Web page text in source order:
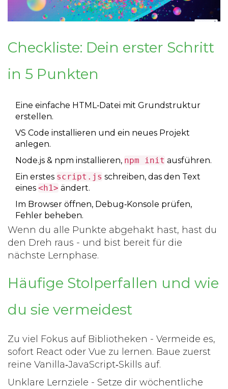
Checkliste: Dein erster Schritt
in 5 Punkten
Eine einfache HTML‑Datei mit Grundstruktur
erstellen.
VS Code installieren und ein neues Projekt
anlegen.
Node.js & npm installieren, npm init ausführen.
Ein erstes script.js schreiben, das den Text
eines <h1> ändert.
Im Browser öffnen, Debug‑Konsole prüfen,
Fehler beheben.
Wenn du alle Punkte abgehakt hast, hast du
den Dreh raus - und bist bereit für die
nächste Lernphase.
Häufige Stolperfallen und wie
du sie vermeidest
Zu viel Fokus auf Bibliotheken - Vermeide es,
sofort React oder Vue zu lernen. Baue zuerst
reine Vanilla‑JavaScript‑Skills auf.
Unklare Lernziele - Setze dir wöchentliche